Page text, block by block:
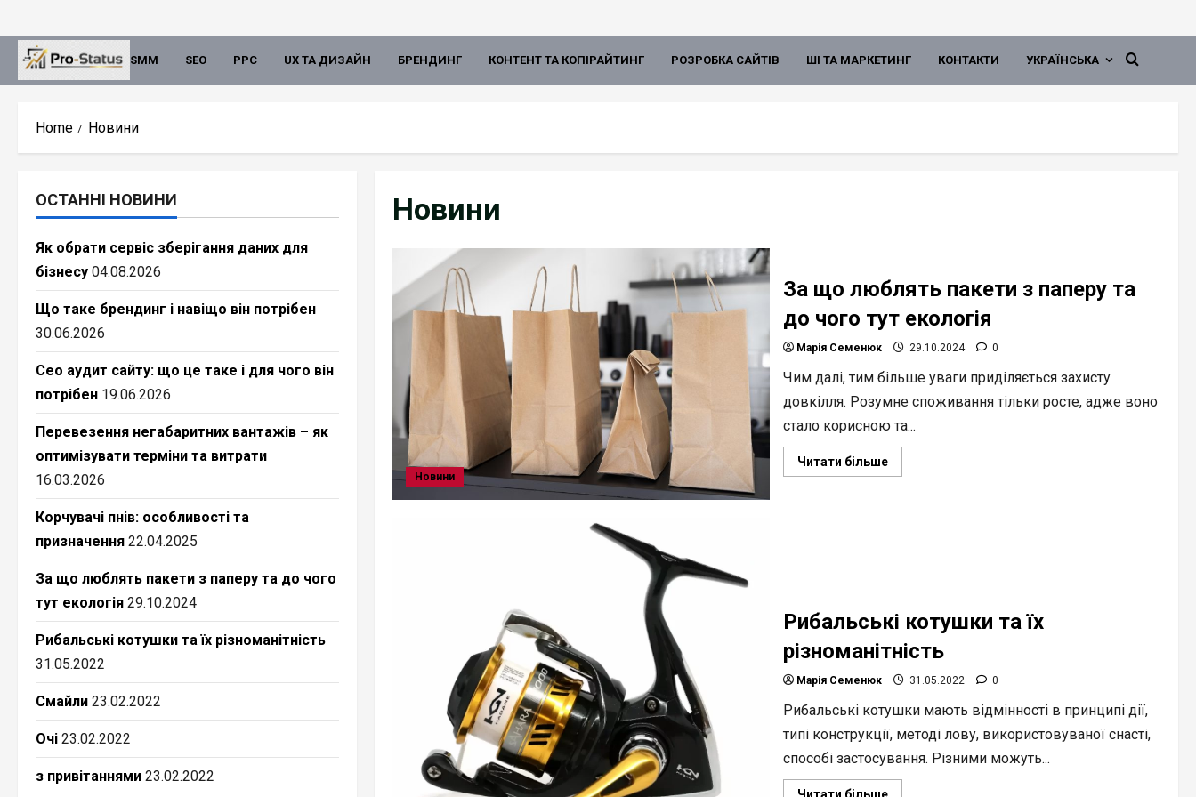
to
content
SMM SEO PPC UX ТА ДИЗАЙН БРЕНДИНГ КОНТЕНТ ТА КОПІРАЙТИНГ РОЗРОБКА САЙТІВ ШІ ТА МАРКЕТИНГ КОНТАКТИ УКРАЇНСЬКА
Home Новини
Новини
Новини
За що люблять пакети з паперу та
до чого тут екологія
Марія Семенюк 29.10.2024 0
Чим далі, тим більше уваги приділяється захисту
довкілля. Розумне споживання тільки росте, адже воно
стало корисною та...
Читати більшеRead
more
тут
екологія
Рибальські котушки та їх
різноманітність
Марія Семенюк 31.05.2022 0
Рибальські котушки мають відмінності в принципі дії,
типі конструкції, методі лову, використовуваної снасті,
способі застосування. Різними можуть...
Читати більшеRead
ОСТАННІ НОВИНИ
Як обрати сервіс зберігання даних для
бізнесу 04.08.2026
Що таке брендинг і навіщо він потрібен
30.06.2026
Сео аудит сайту: що це таке і для чого він
потрібен 19.06.2026
Перевезення негабаритних вантажів – як
оптимізувати терміни та витрати
16.03.2026
Корчувачі пнів: особливості та
призначення 22.04.2025
За що люблять пакети з паперу та до чого
тут екологія 29.10.2024
Рибальські котушки та їх різноманітність
31.05.2022
Смайли 23.02.2022
Очі 23.02.2022
з привітаннями 23.02.2022